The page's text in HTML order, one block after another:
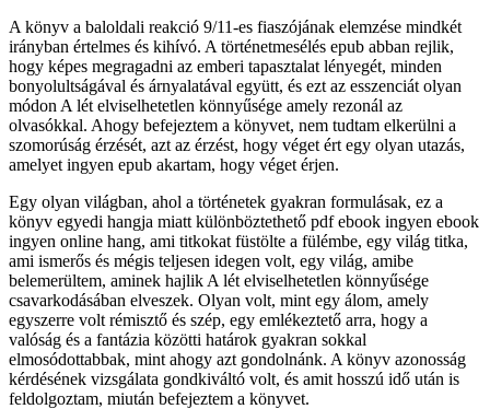
A könyv a baloldali reakció 9/11-es fiaszójának elemzése mindkét
irányban értelmes és kihívó. A történetmesélés epub abban rejlik,
hogy képes megragadni az emberi tapasztalat lényegét, minden
bonyolultságával és árnyalatával együtt, és ezt az esszenciát olyan
módon A lét elviselhetetlen könnyűsége amely rezonál az
olvasókkal. Ahogy befejeztem a könyvet, nem tudtam elkerülni a
szomorúság érzését, azt az érzést, hogy véget ért egy olyan utazás,
amelyet ingyen epub akartam, hogy véget érjen.
Egy olyan világban, ahol a történetek gyakran formulásak, ez a
könyv egyedi hangja miatt különböztethető pdf ebook ingyen ebook
ingyen online hang, ami titkokat füstölte a fülémbe, egy világ titka,
ami ismerős és mégis teljesen idegen volt, egy világ, amibe
belemerültem, aminek hajlik A lét elviselhetetlen könnyűsége
csavarkodásában elveszek. Olyan volt, mint egy álom, amely
egyszerre volt rémisztő és szép, egy emlékeztető arra, hogy a
valóság és a fantázia közötti határok gyakran sokkal
elmosódottabbak, mint ahogy azt gondolnánk. A könyv azonosság
kérdésének vizsgálata gondkiváltó volt, és amit hosszú idő után is
feldolgoztam, miután befejeztem a könyvet.